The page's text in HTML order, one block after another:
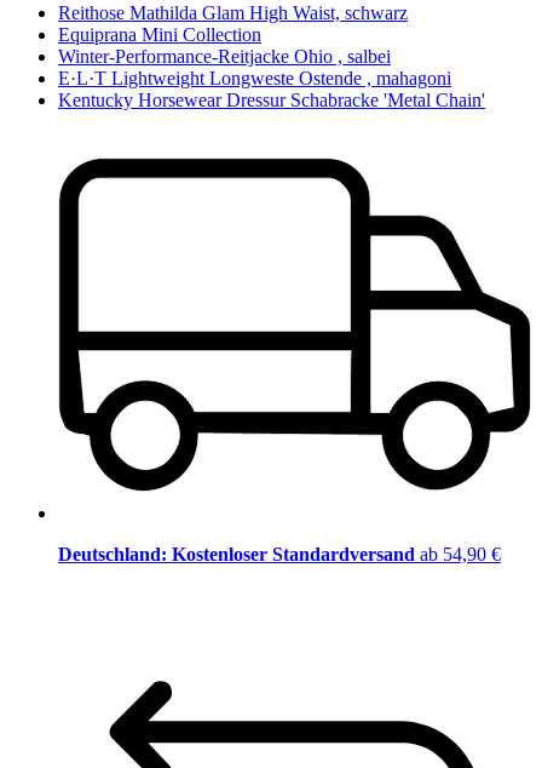
Reithose Mathilda Glam High Waist, schwarz
Equiprana Mini Collection
Winter-Performance-Reitjacke Ohio , salbei
E·L·T Lightweight Longweste Ostende , mahagoni
Kentucky Horsewear Dressur Schabracke 'Metal Chain'
Deutschland: Kostenloser Standardversand ab 54,90 €